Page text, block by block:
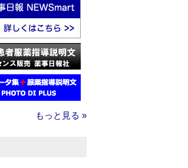
もっと見る »